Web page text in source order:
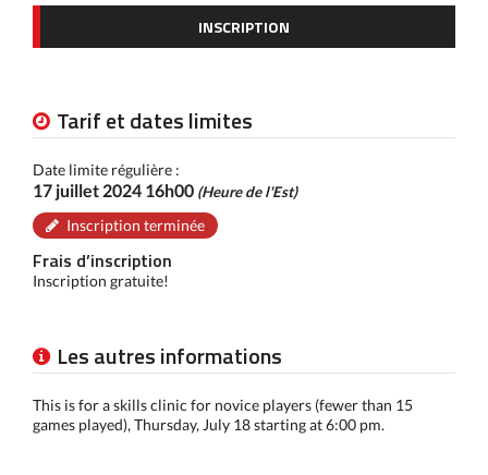
INSCRIPTION
Tarif et dates limites
Date limite régulière :
17 juillet 2024 16h00 (Heure de l'Est)
Inscription terminée
Frais d’inscription
Inscription gratuite!
Les autres informations
This is for a skills clinic for novice players (fewer than 15
games played), Thursday, July 18 starting at 6:00 pm.